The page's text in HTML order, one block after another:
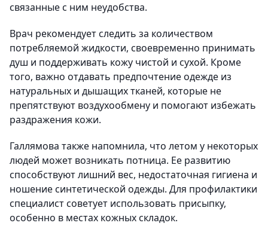
связанные с ним неудобства.
Врач рекомендует следить за количеством
потребляемой жидкости, своевременно принимать
душ и поддерживать кожу чистой и сухой. Кроме
того, важно отдавать предпочтение одежде из
натуральных и дышащих тканей, которые не
препятствуют воздухообмену и помогают избежать
раздражения кожи.
Галлямова также напомнила, что летом у некоторых
людей может возникать потница. Ее развитию
способствуют лишний вес, недостаточная гигиена и
ношение синтетической одежды. Для профилактики
специалист советует использовать присыпку,
особенно в местах кожных складок.